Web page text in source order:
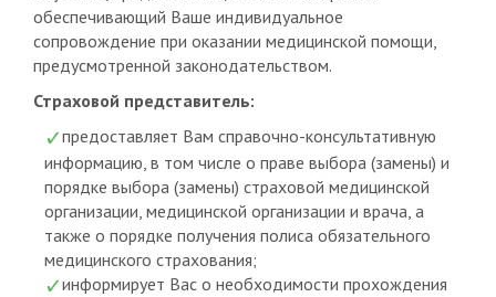
обеспечивающий Ваше индивидуальное
сопровождение при оказании медицинской помощи,
предусмотренной законодательством.
Страховой представитель:
предоставляет Вам справочно-консультативную
информацию, в том числе о праве выбора (замены) и
порядке выбора (замены) страховой медицинской
организации, медицинской организации и врача, а
также о порядке получения полиса обязательного
медицинского страхования;
информирует Вас о необходимости прохождения